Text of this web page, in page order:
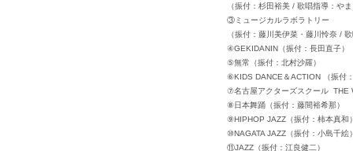
（振付：杉田裕美 / 歌唱指導：やまもと
③ミュージカルラボラトリー
（振付：藤川美伊菜・藤川怜奈 / 歌唱指導：
④GEKIDANIN（振付：長田直子）
⑤無常（振付：北村沙羅）
⑥KIDS DANCE＆ACTION （振付：江良
⑦名古屋アクターズスクール THE WASH（振
⑧日本舞踊（振付：藤間裕希那）
⑨HIPHOP JAZZ（振付：柿本真和
⑩NAGATA JAZZ（振付：小島千絵
⑪JAZZ（振付：江良健二）